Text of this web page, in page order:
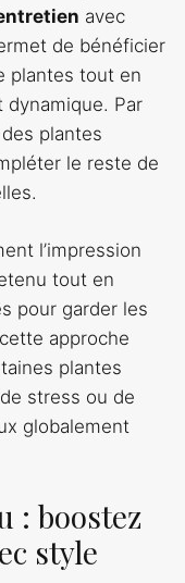
avec
de bénéficier
plantes tout en
Par
plantes
le reste de
l’impression
tout en
pour garder les
approche
plantes
stress ou de
globalement
: boostez
style